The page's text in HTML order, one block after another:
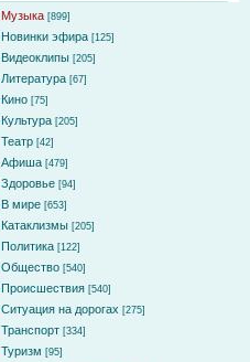
Музыка [899]
Новинки эфира [125]
Видеоклипы [205]
Литература [67]
Кино [75]
Культура [205]
Театр [42]
Афиша [479]
Здоровье [94]
В мире [653]
Катаклизмы [205]
Политика [122]
Общество [540]
Происшествия [540]
Ситуация на дорогах [275]
Транспорт [334]
Туризм [95]